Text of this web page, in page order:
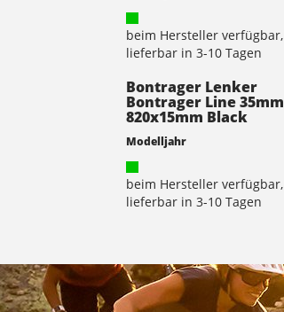
beim Hersteller verfügbar,
lieferbar in 3-10 Tagen
Bontrager Lenker
Bontrager Line 35mm
820x15mm Black
Modelljahr
beim Hersteller verfügbar,
lieferbar in 3-10 Tagen